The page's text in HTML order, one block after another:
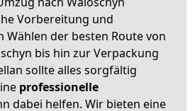
Vorbereitung und
Wählen der besten Route von
bis hin zur Verpackung
sollte alles sorgfältig
professionelle
dabei helfen. Wir bieten eine